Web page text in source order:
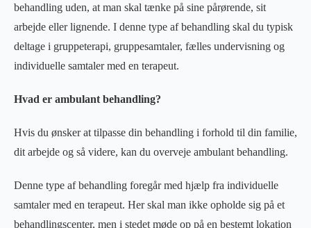
behandling uden, at man skal tænke på sine pårørende, sit
arbejde eller lignende. I denne type af behandling skal du typisk
deltage i gruppeterapi, gruppesamtaler, fælles undervisning og
individuelle samtaler med en terapeut.
Hvad er ambulant behandling?
Hvis du ønsker at tilpasse din behandling i forhold til din familie,
dit arbejde og så videre, kan du overveje ambulant behandling.
Denne type af behandling foregår med hjælp fra individuelle
samtaler med en terapeut. Her skal man ikke opholde sig på et
behandlingscenter, men i stedet møde op på en bestemt lokation